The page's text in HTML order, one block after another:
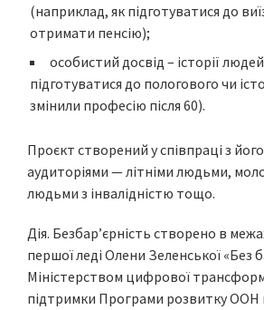
(наприклад, як підготуватися до
отримати пенсію);
особистий досвід – історії
підготуватися до пологового чи
змінили професію після 60).
Проєкт створений у співпраці з
аудиторіями — літніми людьми,
людьми з інвалідністю тощо.
Дія. Безбарʼєрність створено в
першої леді Олени Зеленської «Без
Міністерством цифрової
підтримки Програми розвитку ООН